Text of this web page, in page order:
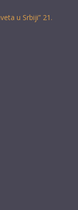
u Srbiji” 21.